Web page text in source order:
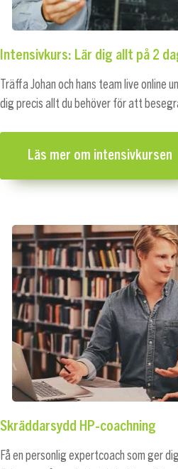
Intensivkurs: Lär dig allt på 2
Träffa Johan och hans team live online
dig precis allt du behöver för att
Läs mer om intensivkursen
Skräddarsydd HP-coachning
Få en personlig expertcoach som ger